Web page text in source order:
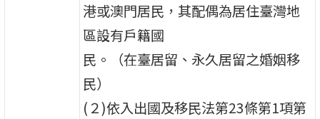
港或澳門居民，其配偶為居住臺灣地
區設有戶籍國
民。（在臺居留、永久居留之婚姻移
民）
(２)依入出國及移民法第23條第1項第